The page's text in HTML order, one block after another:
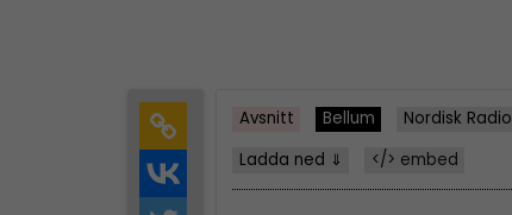
Avsnitt Bellum Nordisk Radio
Ladda ned ⇓
</> embed